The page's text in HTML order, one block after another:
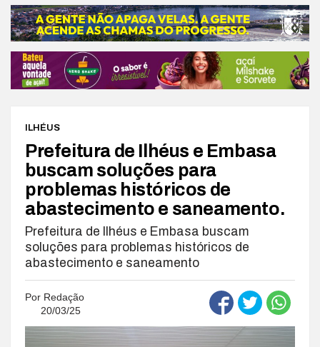
ILHÉUS
Prefeitura de Ilhéus e Embasa
buscam soluções para
problemas históricos de
abastecimento e saneamento.
Prefeitura de Ilhéus e Embasa buscam
soluções para problemas históricos de
abastecimento e saneamento
Por Redação
20/03/25